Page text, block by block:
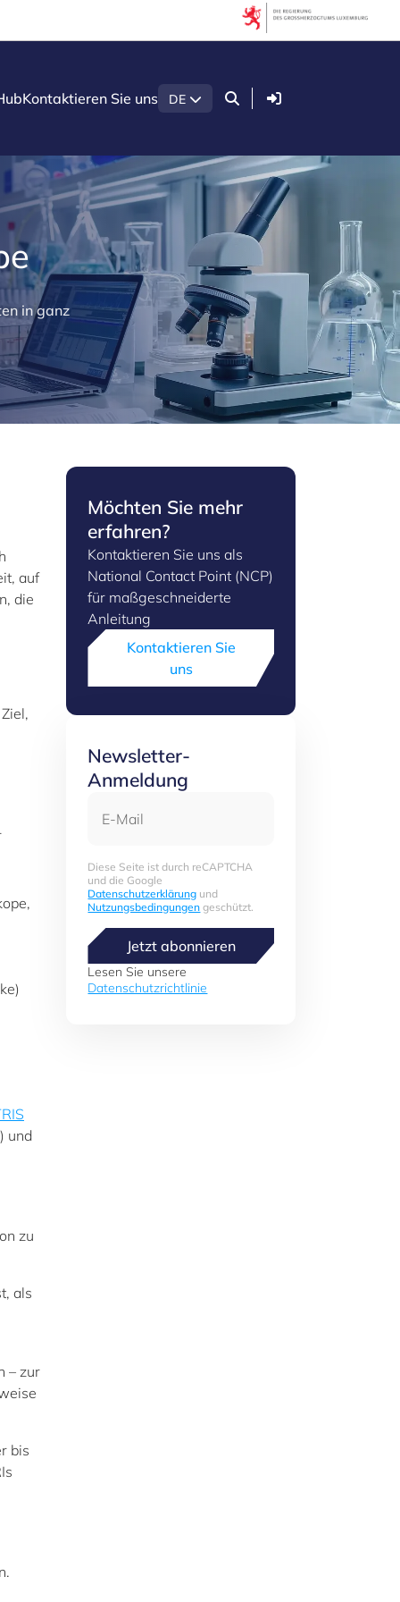
Kontaktieren Sie uns DE Anmelden
in ganz
auf
die
und
zu
als
– zur
bis
Möchten Sie mehr
erfahren?
Kontaktieren Sie uns als
National Contact Point (NCP)
für maßgeschneiderte
Anleitung
Kontaktieren Sie
uns
Newsletter-
Anmeldung
Diese Seite ist durch reCAPTCHA
und die Google
Datenschutzerklärung und
Nutzungsbedingungen geschützt.
Jetzt abonnieren
Lesen Sie unsere
Datenschutzrichtlinie